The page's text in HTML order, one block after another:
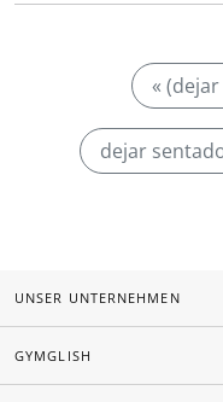
«
dejar
UNSER UNTERNEHMEN
GYMGLISH